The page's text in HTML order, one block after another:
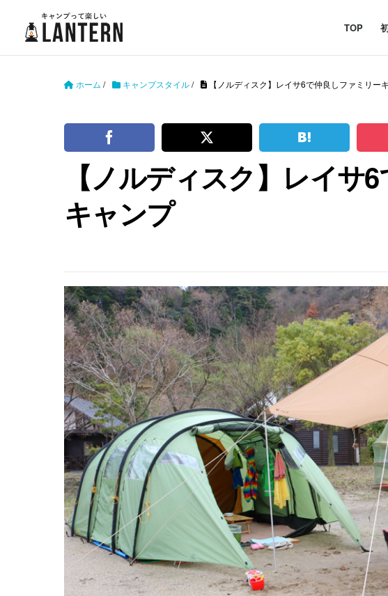
TOP
ホーム / キャンプスタイル/ 【ノルディスク】レイサ6で仲良しファミリー
【ノルディスク】レイサ
キャンプ